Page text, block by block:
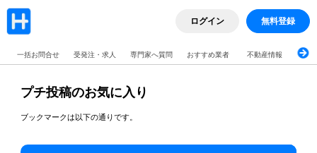
ログイン 無料登録
一括お問合せ 受発注・求人 専門家へ質問 おすすめ業者 不動産情報 ブログ
プチ投稿のお気に入り
ブックマークは以下の通りです。